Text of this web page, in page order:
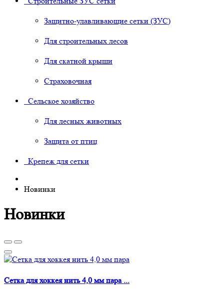
Защитно-улавливающие сетки (ЗУС)
Для строительных лесов
Для скатной крыши
Страховочная
Сельское хозяйство
Для лесных животных
Защита от птиц
Крепеж для сетки
Новинки
Новинки
Сетка для хоккея нить 4,0 мм пара ...